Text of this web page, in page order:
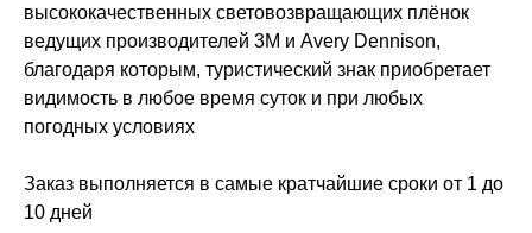
высококачественных световозвращающих плёнок
ведущих производителей 3M и Avery Dennison,
благодаря которым, туристический знак приобретает
видимость в любое время суток и при любых
погодных условиях
Заказ выполняется в самые кратчайшие сроки от 1 до
10 дней